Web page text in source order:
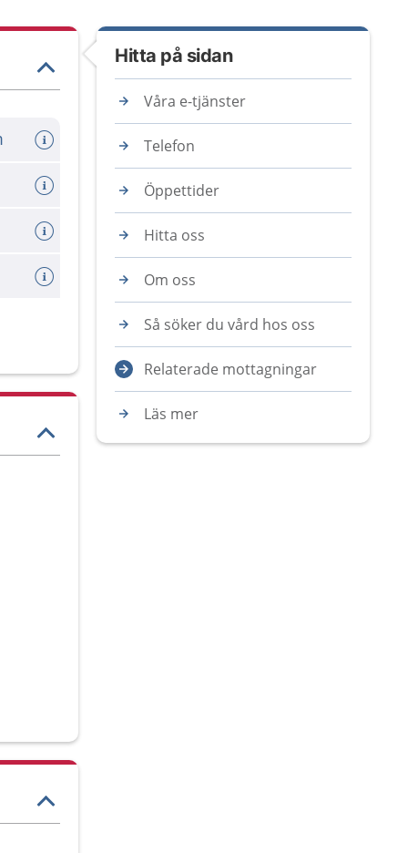
Hitta på sidan
Våra e-tjänster
Telefon
Öppettider
Hitta oss
Om oss
Så söker du vård hos oss
Relaterade mottagningar
Läs mer